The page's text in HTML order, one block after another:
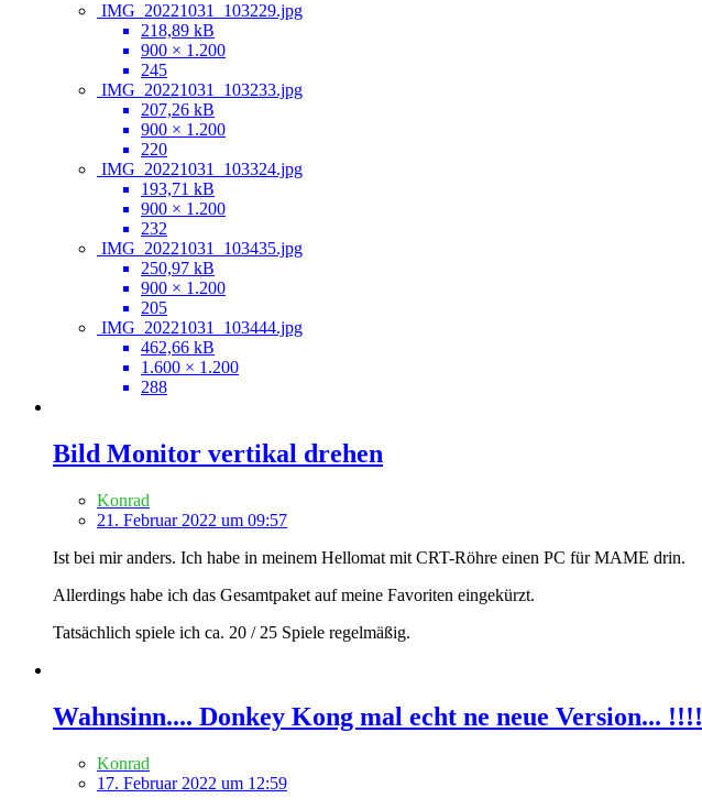
IMG_20221031_103229.jpg
218,89 kB
900 × 1.200
245
IMG_20221031_103233.jpg
207,26 kB
900 × 1.200
220
IMG_20221031_103324.jpg
193,71 kB
900 × 1.200
232
IMG_20221031_103435.jpg
250,97 kB
900 × 1.200
205
IMG_20221031_103444.jpg
462,66 kB
1.600 × 1.200
288
Bild Monitor vertikal drehen
Konrad
21. Februar 2022 um 09:57
Ist bei mir anders. Ich habe in meinem Hellomat mit CRT-Röhre einen PC für MAME drin.
Allerdings habe ich das Gesamtpaket auf meine Favoriten eingekürzt.
Tatsächlich spiele ich ca. 20 / 25 Spiele regelmäßig.
Wahnsinn.... Donkey Kong mal echt ne neue Version... !!!!
Konrad
17. Februar 2022 um 12:59